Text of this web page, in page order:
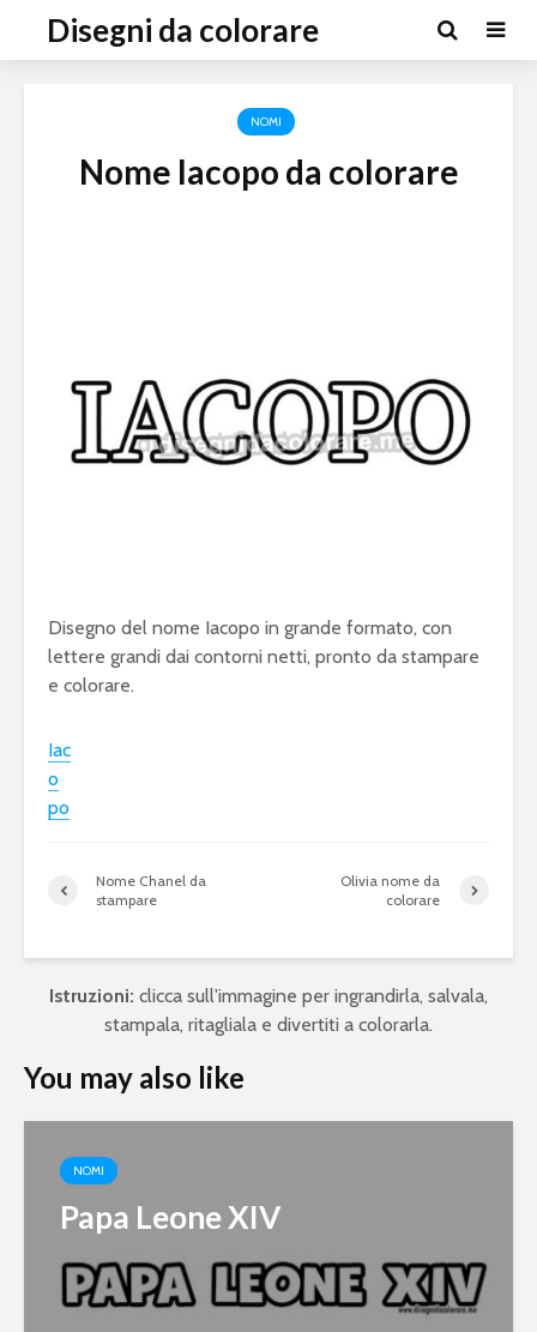
Disegni da colorare
NOMI
Nome Iacopo da colorare
Disegno del nome Iacopo in grande formato, con
lettere grandi dai contorni netti, pronto da stampare
e colorare.
Iac
o
po
Nome Chanel da
stampare
Olivia nome da
colorare
Istruzioni: clicca sull'immagine per ingrandirla, salvala,
stampala, ritagliala e divertiti a colorarla.
You may also like
NOMI
Papa Leone XIV